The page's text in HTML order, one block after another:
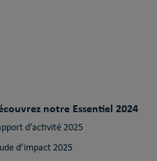
notre Essentiel 2024
d’activité 2025
d’impact 2025